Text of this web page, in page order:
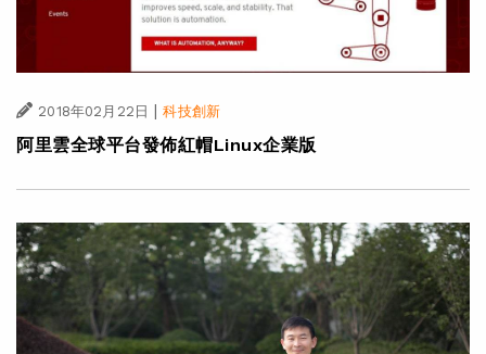
2018年02月22日 | 科技創新
阿里雲全球平台發佈紅帽Linux企業版